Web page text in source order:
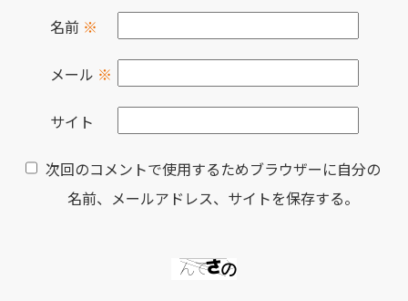
名前 ※
メール ※
サイト
次回のコメントで使用するためブラウザーに自分の
名前、メールアドレス、サイトを保存する。